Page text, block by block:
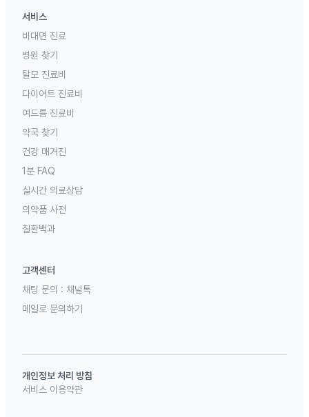
서비스
비대면 진료
병원 찾기
탈모 진료비
다이어트 진료비
여드름 진료비
약국 찾기
건강 매거진
1분 FAQ
실시간 의료상담
의약품 사전
질환백과
고객센터
채팅 문의 : 채널톡
메일로 문의하기
개인정보 처리 방침
서비스 이용약관